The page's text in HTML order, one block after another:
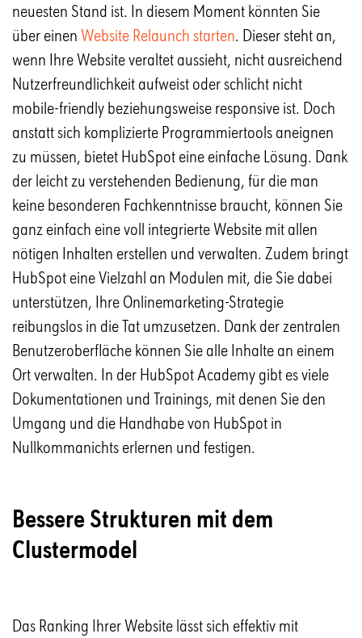
neuesten Stand ist. In diesem Moment könnten Sie
über einen Website Relaunch starten. Dieser steht an,
wenn Ihre Website veraltet aussieht, nicht ausreichend
Nutzerfreundlichkeit aufweist oder schlicht nicht
mobile-friendly beziehungsweise responsive ist. Doch
anstatt sich komplizierte Programmiertools aneignen
zu müssen, bietet HubSpot eine einfache Lösung. Dank
der leicht zu verstehenden Bedienung, für die man
keine besonderen Fachkenntnisse braucht, können Sie
ganz einfach eine voll integrierte Website mit allen
nötigen Inhalten erstellen und verwalten. Zudem bringt
HubSpot eine Vielzahl an Modulen mit, die Sie dabei
unterstützen, Ihre Onlinemarketing-Strategie
reibungslos in die Tat umzusetzen. Dank der zentralen
Benutzeroberfläche können Sie alle Inhalte an einem
Ort verwalten. In der HubSpot Academy gibt es viele
Dokumentationen und Trainings, mit denen Sie den
Umgang und die Handhabe von HubSpot in
Nullkommanichts erlernen und festigen.
Bessere Strukturen mit dem
Clustermodel
Das Ranking Ihrer Website lässt sich effektiv mit